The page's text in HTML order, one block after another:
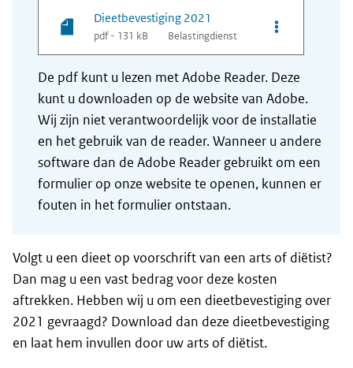
Dieetbevestiging 2021
pdf - 131 kB Belastingdienst
Opties van
De pdf kunt u lezen met Adobe Reader. Deze
kunt u downloaden op de website van Adobe.
Wij zijn niet verantwoordelijk voor de installatie
en het gebruik van de reader. Wanneer u andere
software dan de Adobe Reader gebruikt om een
formulier op onze website te openen, kunnen er
fouten in het formulier ontstaan.
Volgt u een dieet op voorschrift van een arts of diëtist?
Dan mag u een vast bedrag voor deze kosten
aftrekken. Hebben wij u om een dieetbevestiging over
2021 gevraagd? Download dan deze dieetbevestiging
en laat hem invullen door uw arts of diëtist.